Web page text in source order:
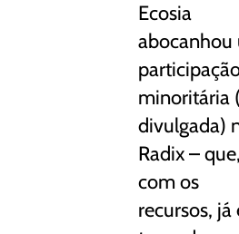
Ecosia
abocanhou
minoritária
divulgada)
Radix – que,
com os
recursos, já